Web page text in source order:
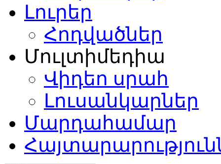
Լուրեր
Հոդվածներ
Մուլտիմեդիա
Վիդեո սրահ
Լուսանկարներ
Մարդահամար